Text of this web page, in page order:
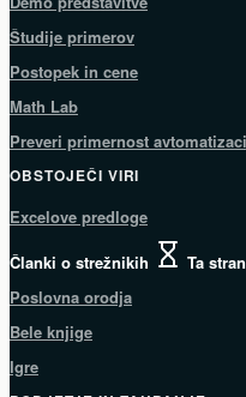
Študije primerov
Postopek in cene
Math Lab
Preveri primernost
OBSTOJEČI VIRI
Excelove predloge
Članki o strežnikih
Ta
Poslovna orodja
Bele knjige
Igre